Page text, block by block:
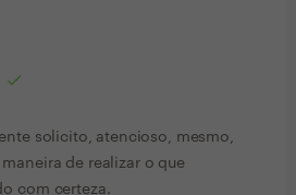
solicito, atencioso, mesmo,
de realizar o que
com certeza.